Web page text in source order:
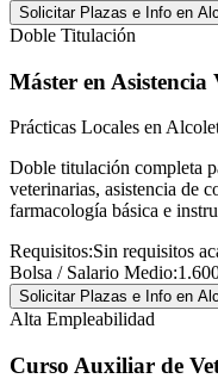
Solicitar Plazas e Info en
Doble Titulación
Máster en Asistencia
Prácticas Locales en
Doble titulación completa
veterinarias, asistencia de
farmacología básica e
Requisitos:Sin requisitos
Bolsa / Salario Medio:
Solicitar Plazas e Info en
Alta Empleabilidad
Curso Auxiliar de